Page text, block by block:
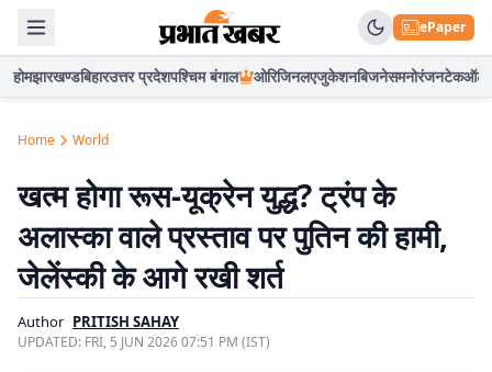
ePaper
होमझारखण्डबिहारउत्तर प्रदेशपश्चिम बंगाल ओरिजिनलएजुकेशनबिजनेसमनोरंजनटेकऑटो
Home World
खत्म होगा रूस-यूक्रेन युद्ध? ट्रंप के
अलास्का वाले प्रस्ताव पर पुतिन की हामी,
जेलेंस्की के आगे रखी शर्त
Author PRITISH SAHAY
UPDATED: FRI, 5 JUN 2026 07:51 PM (IST)